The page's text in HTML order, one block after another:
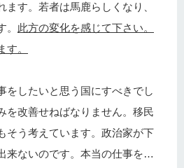
ます。若者は馬鹿らしくなり、
此方の変化を感じて下さい。
。
をしたいと思う国にすべきでし
を改善せねばなりません。移民
う考えています。政治家が下
来ないのです。本当の仕事を…